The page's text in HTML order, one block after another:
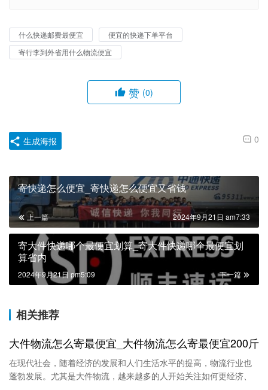
什么快递邮费最便宜
便宜的快递下单平台
寄行李到外省用什么物流便宜
赞 (0)
0
生成海报
寄快递怎么便宜_寄快递怎么便宜又省钱
上一篇 2024年9月21日 am7:33
寄大件快递哪个最便宜划算_寄大件快递哪个最便宜划
算省内
下一篇
2024年9月21日 pm5:09
相关推荐
大件物流怎么寄最便宜_大件物流怎么寄最便宜200斤
在现代社会，随着经济的发展和人们生活水平的提高，物流行业也
蓬勃发展。尤其是大件物流，越来越多的人开始关注如何更经济、